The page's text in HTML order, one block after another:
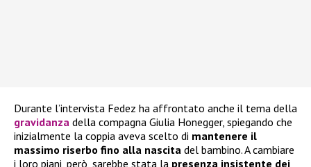
Durante l’intervista Fedez ha affrontato anche il tema della
gravidanza della compagna Giulia Honegger, spiegando che
inizialmente la coppia aveva scelto di mantenere il
massimo riserbo fino alla nascita del bambino. A cambiare
i loro piani, però, sarebbe stata la presenza insistente dei